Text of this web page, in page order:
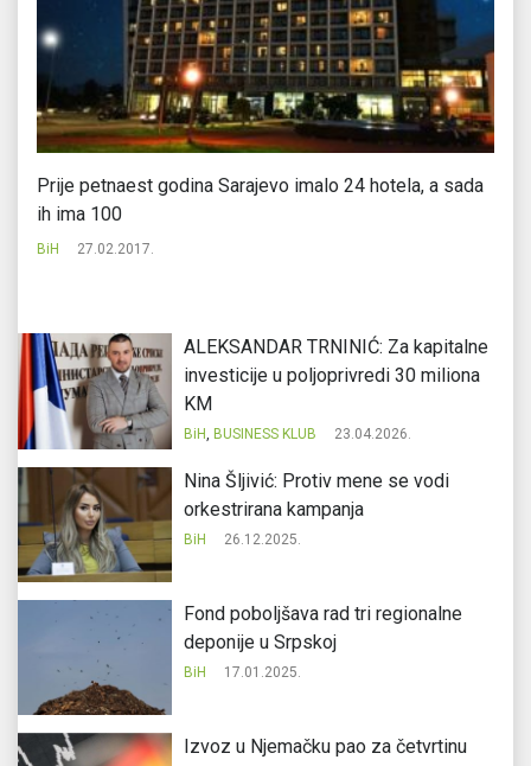
Prije petnaest godina Sarajevo imalo 24 hotela, a sada
ih ima 100
BiH 27.02.2017.
ALEKSANDAR TRNINIĆ: Za kapitalne
investicije u poljoprivredi 30 miliona
KM
BiH, BUSINESS KLUB 23.04.2026.
Nina Šljivić: Protiv mene se vodi
orkestrirana kampanja
BiH 26.12.2025.
Fond poboljšava rad tri regionalne
deponije u Srpskoj
BiH 17.01.2025.
Izvoz u Njemačku pao za četvrtinu